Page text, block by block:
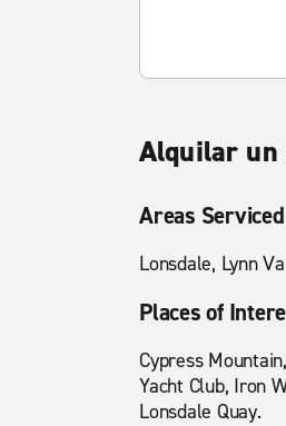
Alquilar un
Areas
Lonsdale, Lynn
Places of
Cypress
Yacht Club, Iron
Lonsdale Quay.